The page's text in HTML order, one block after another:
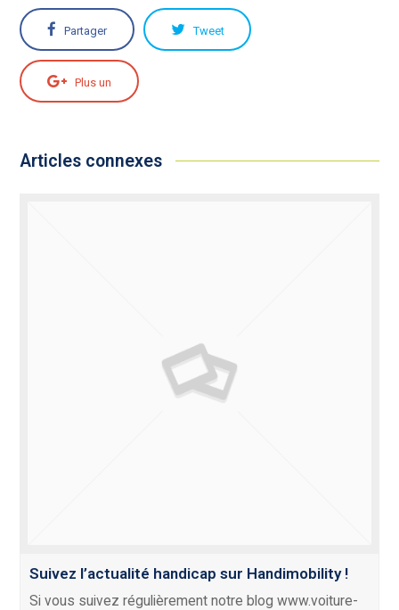
Partager Tweet
Plus un
Articles connexes
Suivez l’actualité handicap sur Handimobility !
Si vous suivez régulièrement notre blog www.voiture-